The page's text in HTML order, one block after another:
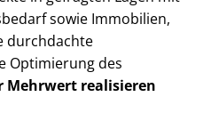
sowie Immobilien,
durchdachte
Optimierung des
Mehrwert realisieren